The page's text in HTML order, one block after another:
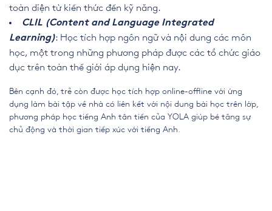
toàn diện từ kiến thức đến kỹ năng.
CLIL (Content and Language Integrated
Learning): Học tích hợp ngôn ngữ và nội dung các môn
học, một trong những phương pháp được các tổ chức giáo
dục trên toàn thế giới áp dụng hiện nay.
Bên cạnh đó, trẻ còn được học tích hợp online-offline với ứng
dụng làm bài tập về nhà có liên kết với nội dung bài học trên lớp,
phương pháp học tiếng Anh tân tiến của YOLA giúp bé tăng sự
chủ động và thời gian tiếp xúc với tiếng Anh.